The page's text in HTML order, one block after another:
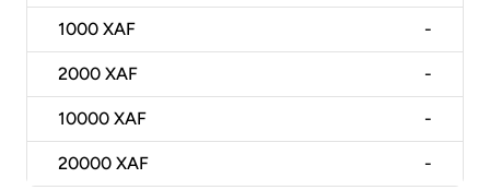
1000 XAF -
2000 XAF -
10000 XAF -
20000 XAF -